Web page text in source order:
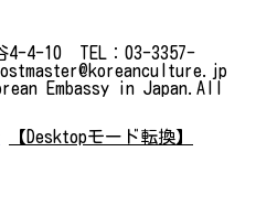
4-4-10 TEL：03-3357-
Embassy in Japan.All
【Desktopモード転換】